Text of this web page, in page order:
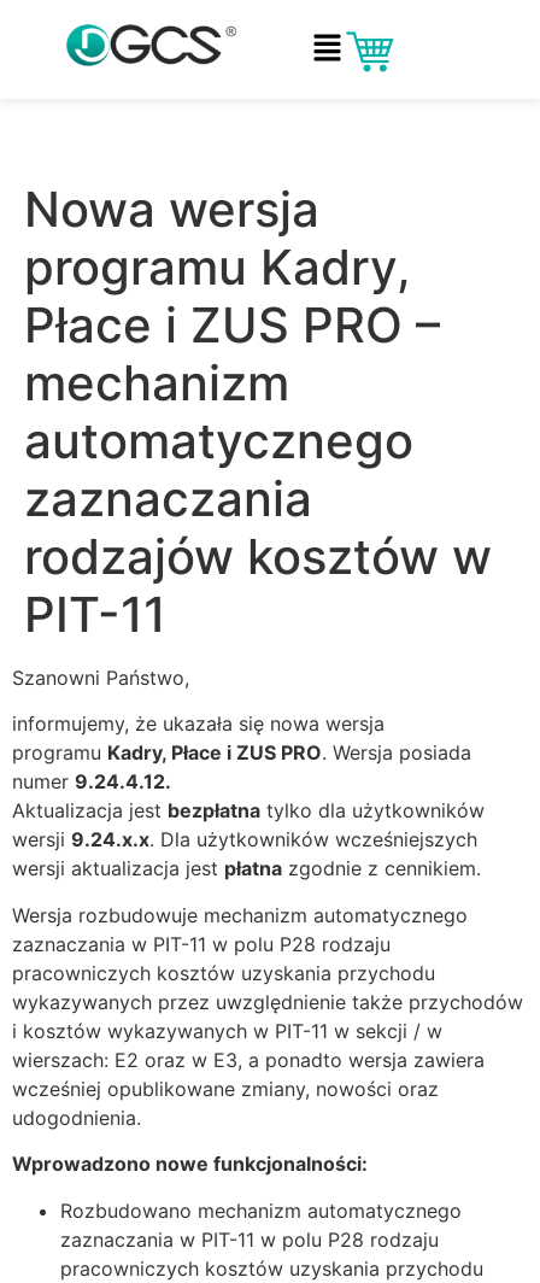
Nowa wersja
programu Kadry,
Płace i ZUS PRO –
mechanizm
automatycznego
zaznaczania
rodzajów kosztów w
PIT-11
Szanowni Państwo,
informujemy, że ukazała się nowa wersja
programu Kadry, Płace i ZUS PRO. Wersja posiada
numer 9.24.4.12.
Aktualizacja jest bezpłatna tylko dla użytkowników
wersji 9.24.x.x. Dla użytkowników wcześniejszych
wersji aktualizacja jest płatna zgodnie z cennikiem.
Wersja rozbudowuje mechanizm automatycznego
zaznaczania w PIT-11 w polu P28 rodzaju
pracowniczych kosztów uzyskania przychodu
wykazywanych przez uwzględnienie także przychodów
i kosztów wykazywanych w PIT-11 w sekcji / w
wierszach: E2 oraz w E3, a ponadto wersja zawiera
wcześniej opublikowane zmiany, nowości oraz
udogodnienia.
Wprowadzono nowe funkcjonalności:
Rozbudowano mechanizm automatycznego
zaznaczania w PIT-11 w polu P28 rodzaju
pracowniczych kosztów uzyskania przychodu